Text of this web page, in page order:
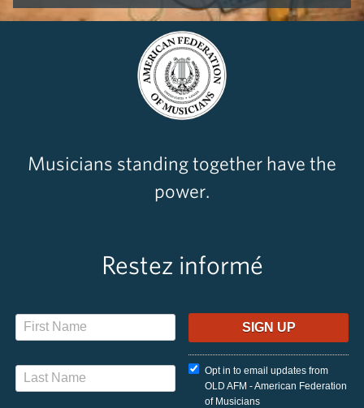
Musicians standing together have the
power.
Restez informé
Opt in to email updates from
OLD AFM - American Federation
of Musicians